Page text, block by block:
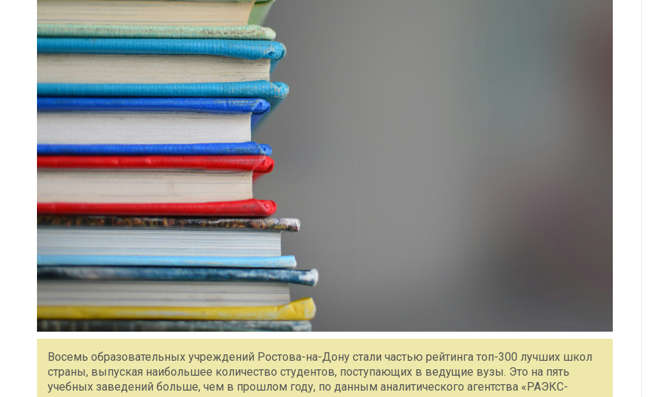
Восемь образовательных учреждений Ростова-на-Дону стали частью рейтинга топ-300 лучших школ
страны, выпуская наибольшее количество студентов, поступающих в ведущие вузы. Это на пять
учебных заведений больше, чем в прошлом году, по данным аналитического агентства «РАЭКС-